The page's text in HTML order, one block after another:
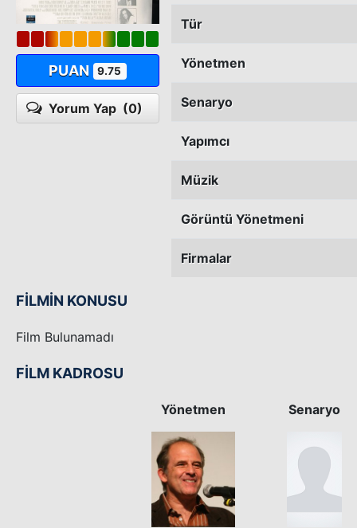
PUAN 9.75
Yorum Yap (0)
Tür
Yönetmen
Senaryo
Yapımcı
Müzik
Görüntü Yönetmeni
Firmalar
FİLMİN KONUSU
Film Bulunamadı
FİLM KADROSU
Yönetmen Senaryo